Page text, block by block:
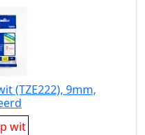
(TZE222), 9mm,
wit